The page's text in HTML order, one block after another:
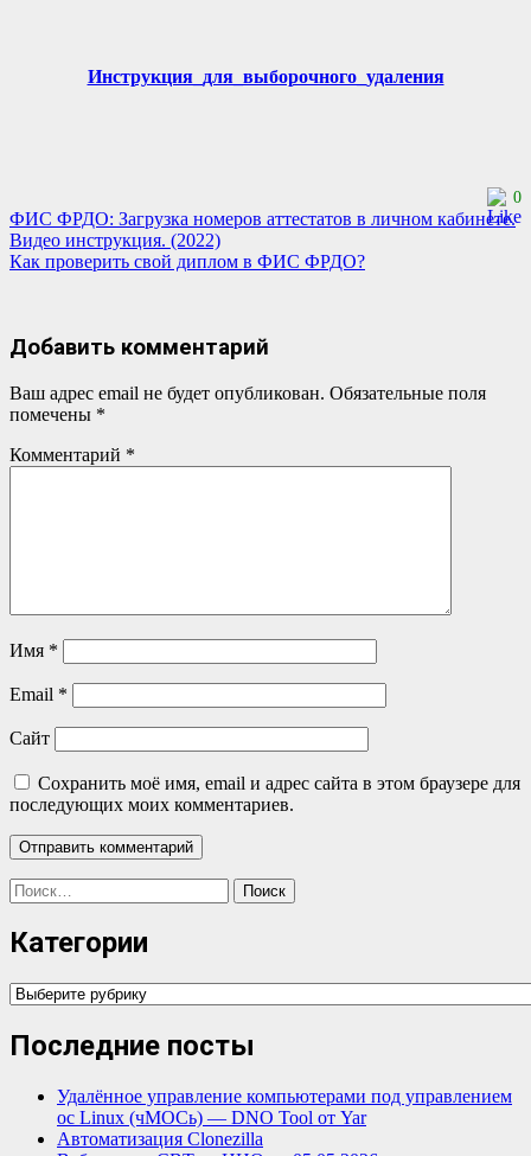
Инструкция_для_выборочного_удаления
0
Навигация
по
ФИС ФРДО: Загрузка номеров аттестатов в личном кабинете.
Видео инструкция. (2022)
Как проверить свой диплом в ФИС ФРДО?
Добавить комментарий
Ваш адрес email не будет опубликован. Обязательные поля
помечены *
Комментарий *
Имя *
Email *
Сайт
Сохранить моё имя, email и адрес сайта в этом браузере для
последующих моих комментариев.
Найти:
Категории
Категории
Последние посты
Удалённое управление компьютерами под управлением
ос Linux (чМОСь) — DNO Tool от Yar
Автоматизация Clonezilla